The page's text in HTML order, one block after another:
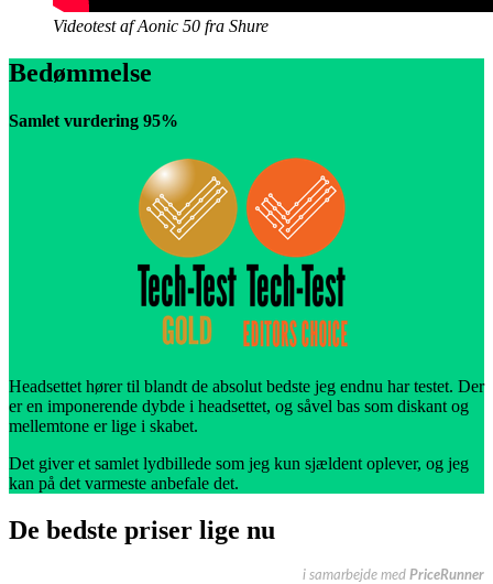
Videotest af Aonic 50 fra Shure
Bedømmelse
Samlet vurdering 95%
Headsettet hører til blandt de absolut bedste jeg endnu har testet. Der
er en imponerende dybde i headsettet, og såvel bas som diskant og
mellemtone er lige i skabet.
Det giver et samlet lydbillede som jeg kun sjældent oplever, og jeg
kan på det varmeste anbefale det.
De bedste priser lige nu
i samarbejde med PriceRunner